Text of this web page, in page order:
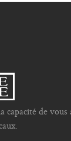
capacité de